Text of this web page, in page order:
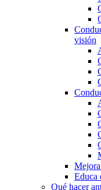
visión
Educa
Qué hacer